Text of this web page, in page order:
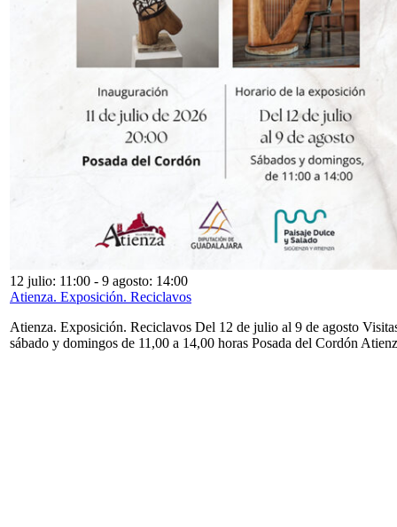
12 julio: 11:00 - 9 agosto: 14:00
Atienza. Exposición. Reciclavos
Atienza. Exposición. Reciclavos Del 12 de julio al 9 de agosto
sábado y domingos de 11,00 a 14,00 horas Posada del Cordón